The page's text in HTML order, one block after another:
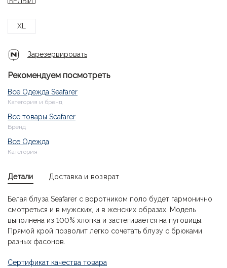
XL
Зарезервировать
Рекомендуем посмотреть
Все Одежда Seafarer
Категория и бренд
Все товары Seafarer
Бренд
Все Одежда
Категория
Детали Доставка и возврат
Белая блуза Seafarer с воротником поло будет гармонично
смотреться и в мужских, и в женских образах. Модель
выполнена из 100% хлопка и застегивается на пуговицы.
Прямой крой позволит легко сочетать блузу с брюками
разных фасонов.
Сертификат качества товара